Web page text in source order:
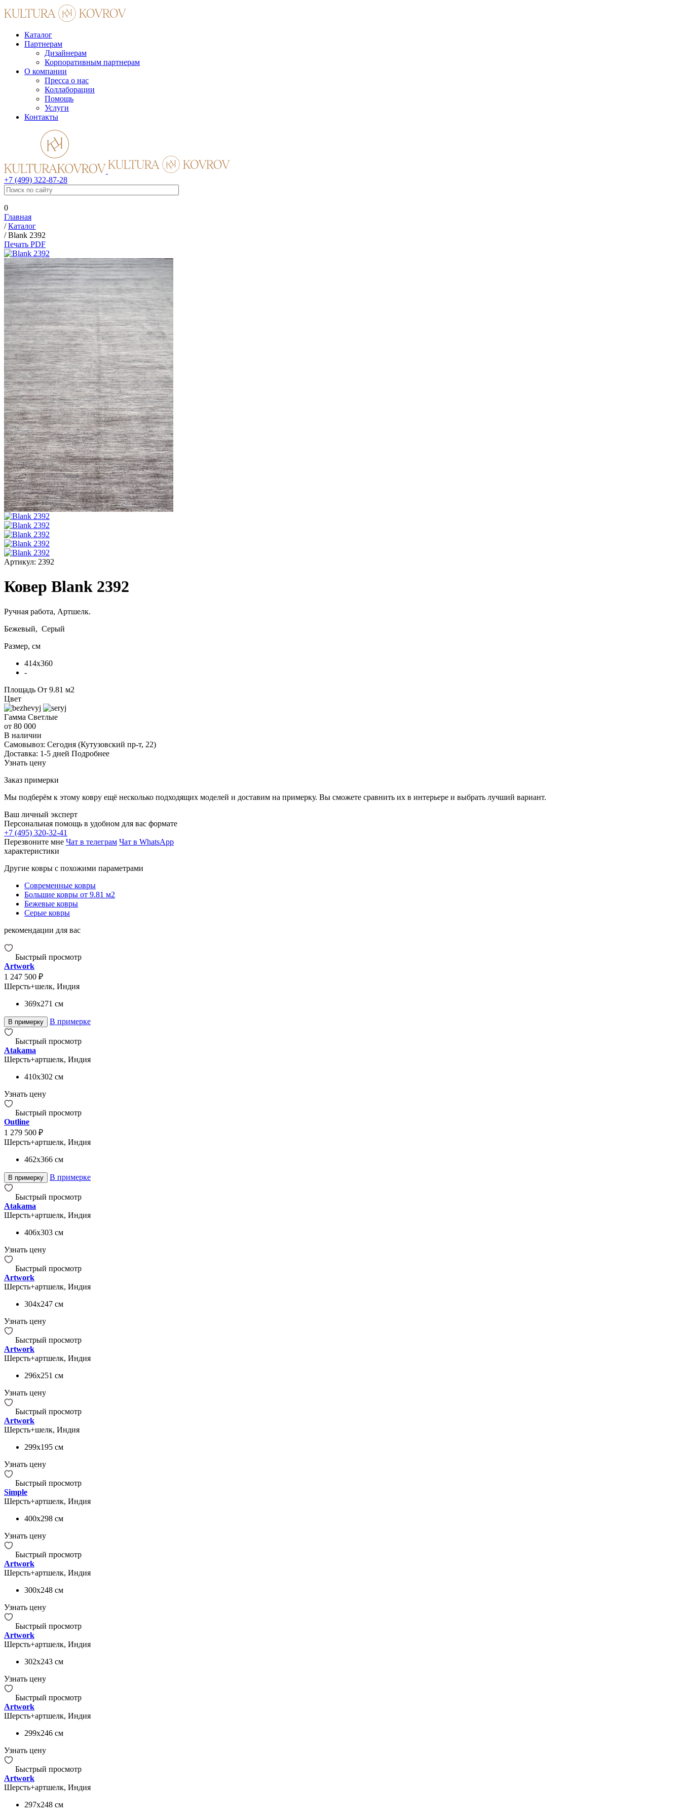
Каталог
Партнерам
Дизайнерам
Корпоративным партнерам
О компании
Пресса о нас
Коллаборации
Помощь
Услуги
Контакты
+7 (499) 322-87-28
0
Главная
/Каталог
/Blank 2392
Печать PDF
Артикул: 2392
Ковер Blank 2392
Ручная работа, Артшелк.
Бежевый, Серый
Размер, см
414x360
-
Площадь От 9.81 м2
Цвет
Гамма Светлые
от 80 000
В наличии
Самовывоз: Сегодня (Кутузовский пр-т, 22)
Доставка: 1-5 дней Подробнее
Узнать цену
Заказ примерки
Мы подберём к этому ковру ещё несколько подходящих моделей и доставим на примерку. Вы сможете сравнить их в интерьере и выбрать лучший вариант.
Ваш личный эксперт
Персональная помощь в удобном для вас формате
+7 (495) 320-32-41
Перезвоните мне Чат в телеграм Чат в WhatsApp
характеристики
Другие ковры с похожими параметрами
Современные ковры
Большие ковры от 9.81 м2
Бежевые ковры
Серые ковры
рекомендации для вас
Быстрый просмотр
Artwork
1 247 500 ₽
Шерсть+шелк, Индия
369x271 см
В примерку В примерке
Быстрый просмотр
Atakama
Шерсть+артшелк, Индия
410x302 см
Узнать цену
Быстрый просмотр
Outline
1 279 500 ₽
Шерсть+артшелк, Индия
462x366 см
В примерку В примерке
Быстрый просмотр
Atakama
Шерсть+артшелк, Индия
406x303 см
Узнать цену
Быстрый просмотр
Artwork
Шерсть+артшелк, Индия
304x247 см
Узнать цену
Быстрый просмотр
Artwork
Шерсть+артшелк, Индия
296x251 см
Узнать цену
Быстрый просмотр
Artwork
Шерсть+шелк, Индия
299x195 см
Узнать цену
Быстрый просмотр
Simple
Шерсть+артшелк, Индия
400x298 см
Узнать цену
Быстрый просмотр
Artwork
Шерсть+артшелк, Индия
300x248 см
Узнать цену
Быстрый просмотр
Artwork
Шерсть+артшелк, Индия
302x243 см
Узнать цену
Быстрый просмотр
Artwork
Шерсть+артшелк, Индия
299x246 см
Узнать цену
Быстрый просмотр
Artwork
Шерсть+артшелк, Индия
297x248 см